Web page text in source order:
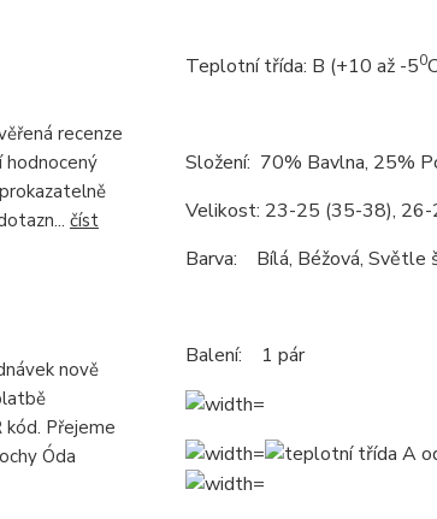
recenze
hodnocený
číst
nově
kód. Přejeme
Óda
Teplotní třída: B (+10 až -50
Složení: 70% Bavlna, 25%
Velikost: 23-25 (35-38),
Barva: Bílá, Béžová, Světle
Balení: 1 pár